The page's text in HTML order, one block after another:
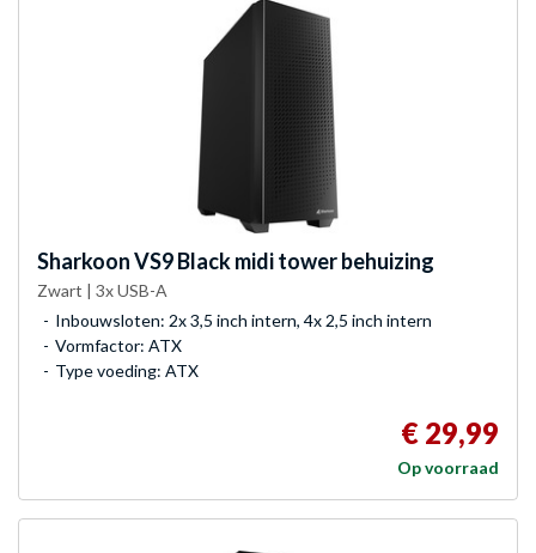
SharkoonVS9 Black midi tower behuizing
Zwart | 3x USB-A
Inbouwsloten: 2x 3,5 inch intern, 4x 2,5 inch intern
Vormfactor: ATX
Type voeding: ATX
€ 29,99
Op voorraad